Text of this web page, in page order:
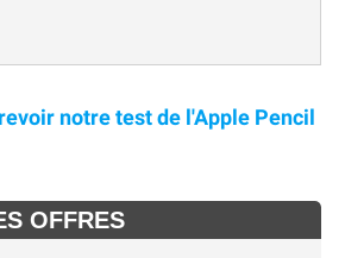
notre test de l'Apple Pencil
OFFRES